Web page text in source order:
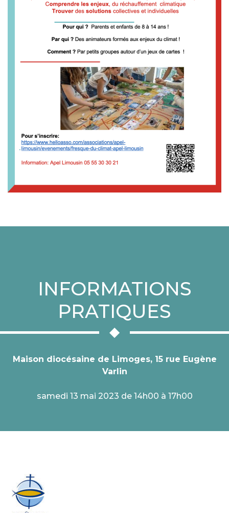
INFORMATIONS
PRATIQUES
Maison diocésaine de Limoges, 15 rue Eugène
Varlin
samedi 13 mai 2023 de 14h00 à 17h00